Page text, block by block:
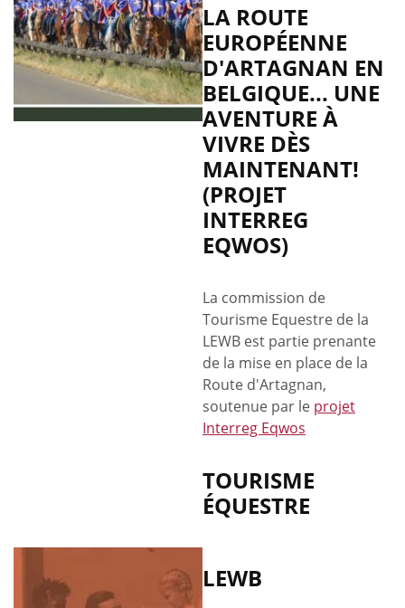
LA ROUTE
EUROPÉENNE
D'ARTAGNAN EN
BELGIQUE... UNE
AVENTURE À
VIVRE DÈS
MAINTENANT!
(PROJET
INTERREG
EQWOS)
La commission de
Tourisme Equestre de la
LEWB est partie prenante
de la mise en place de la
Route d'Artagnan,
soutenue par le projet
Interreg Eqwos
TOURISME
ÉQUESTRE
LEWB